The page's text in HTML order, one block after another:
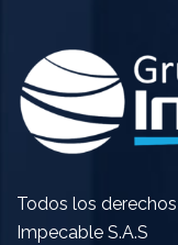
Todos los
Impecable S.A.S